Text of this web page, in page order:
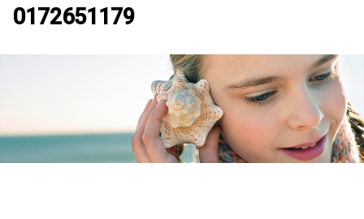
0172651179